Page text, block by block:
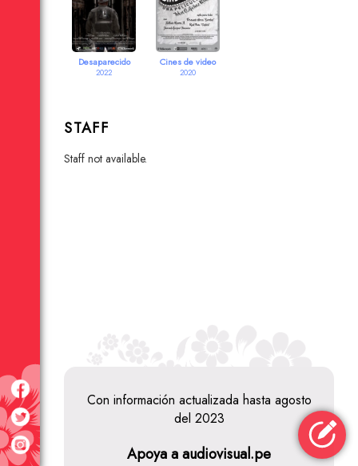
Desaparecido
2022
Cines de video
2020
STAFF
staff not available.
Con información actualizada hasta agosto
del 2023
Apoya a audiovisual.pe
Películas